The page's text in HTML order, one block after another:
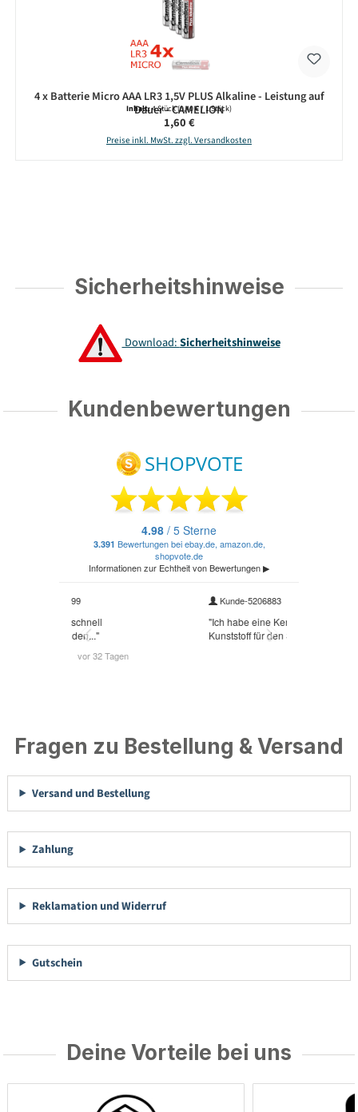
4 x Batterie Micro AAA LR3 1,5V PLUS Alkaline - Leistung auf
Dauer - CAMELION
Inhalt:4 Stück(0,40 € / 1 Stück)
Regulärer Preis:
1,60 €
Preise inkl. MwSt. zzgl. Versandkosten
Sicherheitshinweise
Download:Sicherheitshinweise
Kundenbewertungen
Fragen zu Bestellung & Versand
Versand und Bestellung
Zahlung
Reklamation und Widerruf
Gutschein
Deine Vorteile bei uns